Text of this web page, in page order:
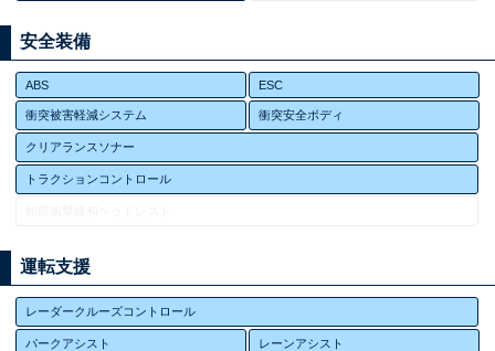
安全装備
ABS ESC
衝突被害軽減システム 衝突安全ボディ
クリアランスソナー
トラクションコントロール
運転支援
レーダークルーズコントロール
パークアシスト レーンアシスト